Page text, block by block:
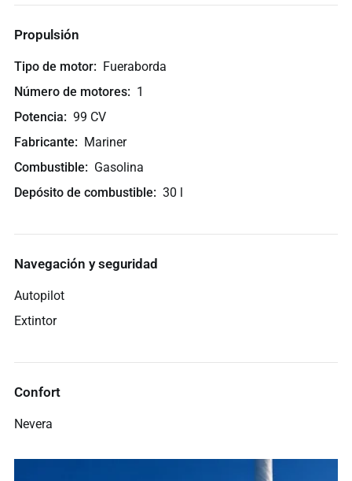
Propulsión
Tipo de motor
Fueraborda
Número de motores
1
Potencia
99 CV
Fabricante
Mariner
Combustible
Gasolina
Depósito de combustible
30 l
Navegación y seguridad
Autopilot
Extintor
Confort
Nevera